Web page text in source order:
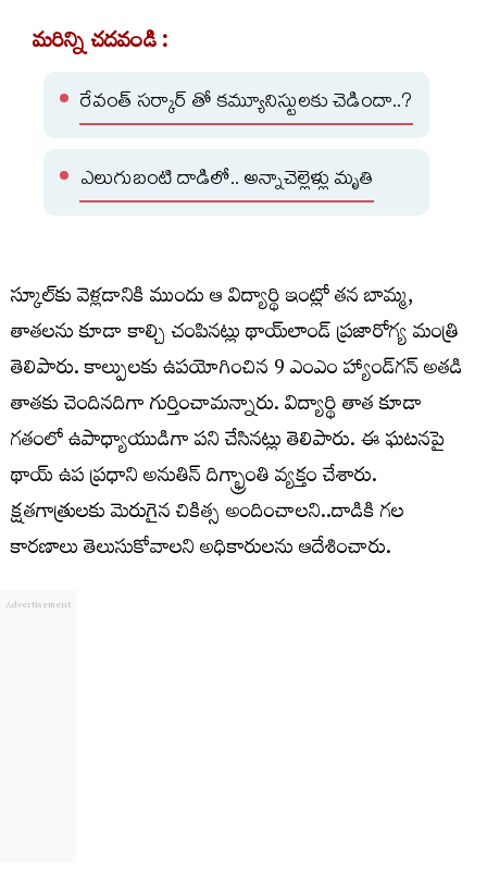
మరిన్ని చదవండి :
రేవంత్ సర్కార్ తో కమ్యూనిస్టులకు చెడిందా..?
ఎలుగుబంటి దాడిలో.. అన్నాచెల్లెళ్లు మృతి
స్కూల్‌కు వెళ్లడానికి ముందు ఆ విద్యార్థి ఇంట్లో తన బామ్మ,
తాతలను కూడా కాల్చి చంపినట్లు థాయ్‌లాండ్ ప్రజారోగ్య మంత్రి
తెలిపారు. కాల్పులకు ఉపయోగించిన 9 ఎంఎం హ్యాండ్‌గన్ అతడి
తాతకు చెందినదిగా గుర్తించామన్నారు. విద్యార్థి తాత కూడా
గతంలో ఉపాధ్యాయుడిగా పని చేసినట్లు తెలిపారు. ఈ ఘటనపై
థాయ్ ఉప ప్రధాని అనుతిన్ దిగ్భ్రాంతి వ్యక్తం చేశారు.
క్షతగాత్రులకు మెరుగైన చికిత్స అందించాలని..దాడికి గల
కారణాలు తెలుసుకోవాలని అధికారులను ఆదేశించారు.